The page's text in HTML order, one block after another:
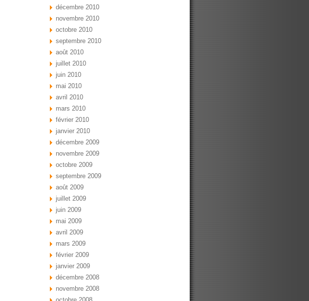
décembre 2010
novembre 2010
octobre 2010
septembre 2010
août 2010
juillet 2010
juin 2010
mai 2010
avril 2010
mars 2010
février 2010
janvier 2010
décembre 2009
novembre 2009
octobre 2009
septembre 2009
août 2009
juillet 2009
juin 2009
mai 2009
avril 2009
mars 2009
février 2009
janvier 2009
décembre 2008
novembre 2008